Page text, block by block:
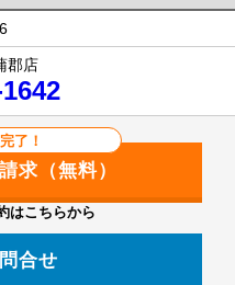
郡店
了！
はこちらから
合せ